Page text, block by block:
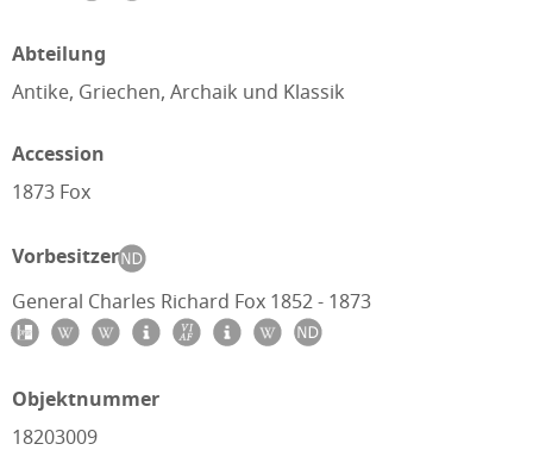
Abteilung
Antike, Griechen, Archaik und Klassik
Accession
1873 Fox
Vorbesitzer
General Charles Richard Fox 1852 - 1873
Objektnummer
18203009